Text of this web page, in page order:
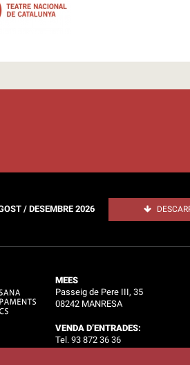
/ DESEMBRE 2026
MEES
Passeig de Pere III, 35
08242 MANRESA
VENDA D’ENTRADES:
Tel. 93 872 36 36